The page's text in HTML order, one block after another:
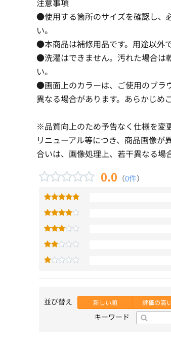
注意事項
●使用する箇所のサイズを確認し、
い。
●本商品は補修用品です。用途以外
●洗濯はできません。汚れた場合は
い。
●画面上のカラーは、ご使用のブラ
異なる場合があります。あらかじめ
※品質向上のため予告なく仕様を変
リニューアル等につき、商品画像が
合いは、画像処理上、若干異なる場
0.0 （0件）
並び替え 新しい順 評価の高
キーワード